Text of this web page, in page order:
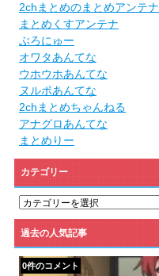
2chまとめのまとめアンテナ
まとめくすアンテナ
ぶろにゅー
オワタあんてな
ウホウホあんてな
ヌルポあんてな
2chまとめちゃんねる
アナグロあんてな
まとめりー
カテゴリー
カ
ゴ
リ
ー
過去の人気記事
0件のコメント